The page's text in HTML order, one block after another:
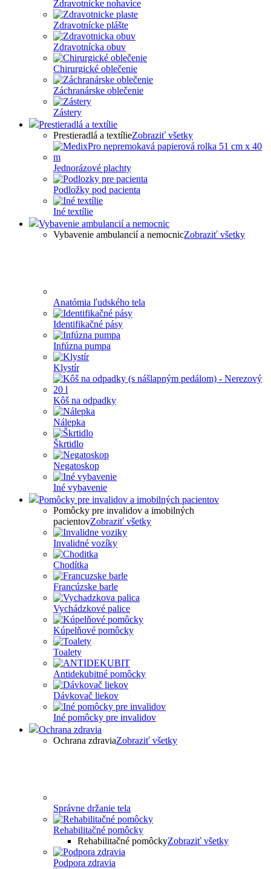
Zdravotnícke nohavice
Zdravotnícke plášte
Zdravotnícka obuv
Chirurgické oblečenie
Záchranárske oblečenie
Zástery
Prestieradlá a textílie
Prestieradlá a textílieZobraziť všetky
Jednorázové plachty
Podložky pod pacienta
Iné textílie
Vybavenie ambulancií a nemocnic
Vybavenie ambulancií a nemocnicZobraziť všetky
Anatómia ľudského tela
Identifikačné pásy
Infúzna pumpa
Klystír
Kôš na odpadky
Nálepka
Škrtidlo
Negatoskop
Iné vybavenie
Pomôcky pre invalidov a imobilných pacientov
Pomôcky pre invalidov a imobilných
pacientovZobraziť všetky
Invalidné vozíky
Chodítka
Francúzske barle
Vychádzkové palice
Kúpelňové pomôcky
Toalety
Antidekubitné pomôcky
Dávkovač liekov
Iné pomôcky pre invalidov
Ochrana zdravia
Ochrana zdraviaZobraziť všetky
Správne držanie tela
Rehabilitačné pomôcky
Rehabilitačné pomôckyZobraziť všetky
Podpora zdravia